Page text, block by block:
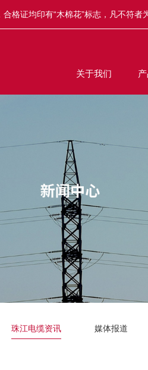
格证均印有“木棉花”标志，凡不符者
关于我们
珠江电缆资讯 媒体报道